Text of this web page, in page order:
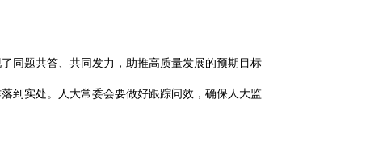
题共答、共同发力，助推高质量发展的预期目标
到实处。人大常委会要做好跟踪问效，确保人大监